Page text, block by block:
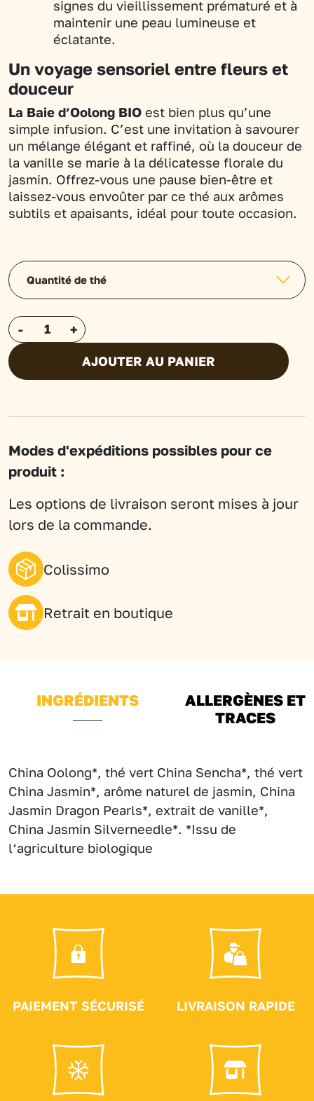
signes du vieillissement prématuré et à
maintenir une peau lumineuse et
éclatante.
Un voyage sensoriel entre fleurs et
douceur
La Baie d’Oolong BIO est bien plus qu’une
simple infusion. C’est une invitation à savourer
un mélange élégant et raffiné, où la douceur de
la vanille se marie à la délicatesse florale du
jasmin. Offrez-vous une pause bien-être et
laissez-vous envoûter par ce thé aux arômes
subtils et apaisants, idéal pour toute occasion.
Quantité de thé
quantité
de
Thé
-
La
d'Oolong
- +
AJOUTER AU PANIER
Modes d'expéditions possibles pour ce
produit :
Les options de livraison seront mises à jour
lors de la commande.
Colissimo
Retrait en boutique
INGRÉDIENTS
ALLERGÈNES ET
TRACES
China Oolong*, thé vert China Sencha*, thé vert
China Jasmin*, arôme naturel de jasmin, China
Jasmin Dragon Pearls*, extrait de vanille*,
China Jasmin Silverneedle*. *Issu de
l‘agriculture biologique
PAIEMENT SÉCURISÉ LIVRAISON RAPIDE